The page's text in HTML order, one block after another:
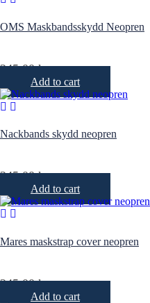
OMS Maskbandsskydd Neopren
245,00kr
Add to cart
Nackbands skydd neopren
245,00kr
Add to cart
Mares maskstrap cover neopren
245,00kr
Add to cart